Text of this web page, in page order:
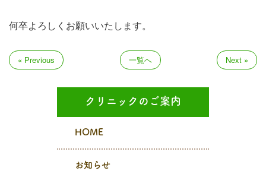
何卒よろしくお願いいたします。
« Previous 一覧へ Next »
クリニックのご案内
HOME
お知らせ